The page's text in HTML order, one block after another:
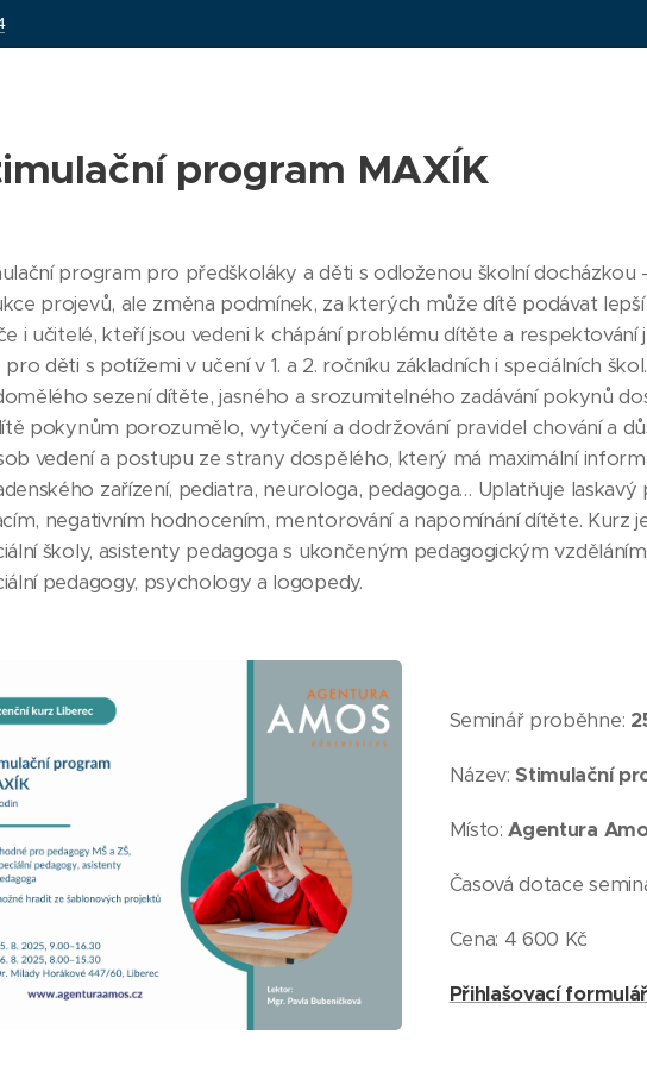
program MAXÍK
program pro předškoláky a děti s odloženou školní docházkou
projevů, ale změna podmínek, za kterých může dítě podávat
i učitelé, kteří jsou vedeni k chápání problému dítěte a
pro děti s potížemi v učení v 1. a 2. ročníku základních i speciálních
sezení dítěte, jasného a srozumitelného zadávání pokynů
pokynům porozumělo, vytyčení a dodržování pravidel chování a
vedení a postupu ze strany dospělého, který má maximální
zařízení, pediatra, neurologa, pedagoga… Uplatňuje
negativním hodnocením, mentorování a napomínání dítěte. Kurz
školy, asistenty pedagoga s ukončeným pedagogickým
pedagogy, psychology a logopedy.
Seminář proběhne:
Název: Stimulační
Místo:Agentura
Časová dotace
Cena: 4 600 Kč
Přihlašovací formulář